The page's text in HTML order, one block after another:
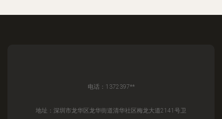
电话：1372397**
地址：深圳市龙华区龙华街道清华社区梅龙大道2141号卫